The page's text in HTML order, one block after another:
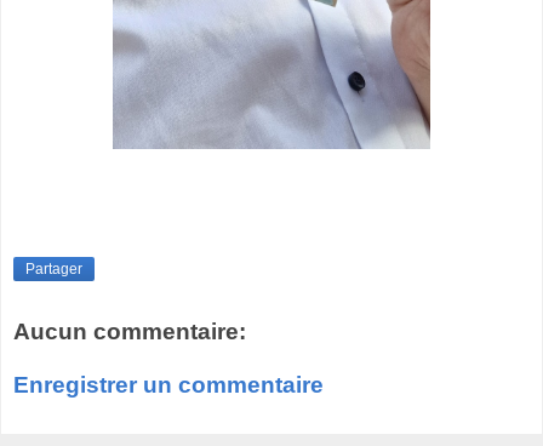
Partager
Aucun commentaire:
Enregistrer un commentaire